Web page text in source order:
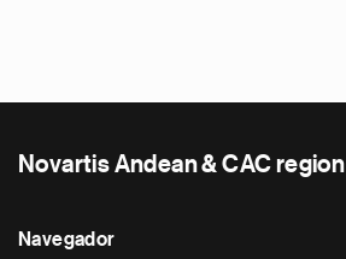
Novartis Andean & CAC region
Navegador